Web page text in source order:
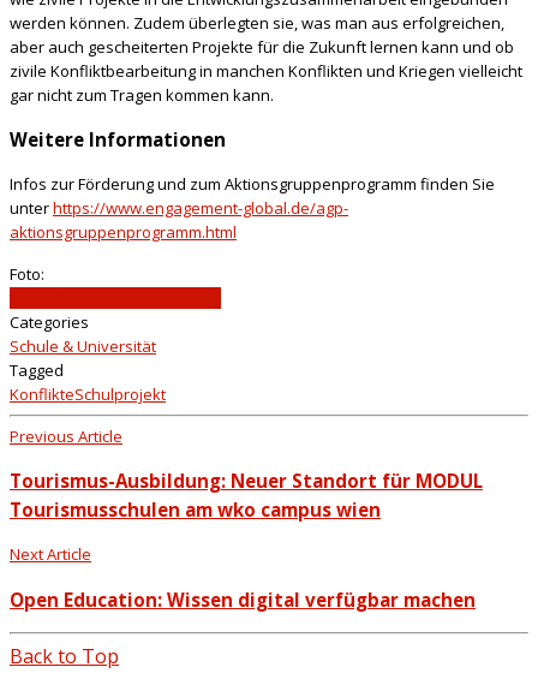
werden können. Zudem überlegten sie, was man aus erfolgreichen,
aber auch gescheiterten Projekte für die Zukunft lernen kann und ob
zivile Konfliktbearbeitung in manchen Konflikten und Kriegen vielleicht
gar nicht zum Tragen kommen kann.
Weitere Informationen
Infos zur Förderung und zum Aktionsgruppenprogramm finden Sie
unterhttps://www.engagement-global.de/agp-
aktionsgruppenprogramm.html
Foto:
Categories
Schule & Universität
Tagged
KonflikteSchulprojekt
Previous Article
Tourismus-Ausbildung: Neuer Standort für MODUL
Tourismusschulen am wko campus wien
Next Article
Open Education: Wissen digital verfügbar machen
Back to Top